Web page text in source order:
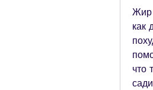
Жир
как
что